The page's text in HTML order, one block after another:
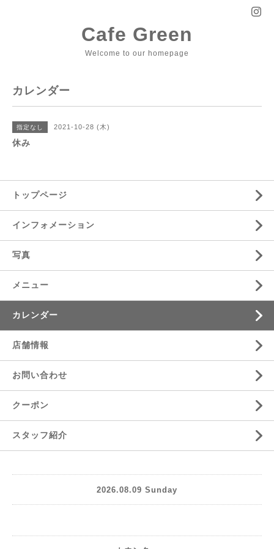
Cafe Green
Welcome to our homepage
カレンダー
指定なし 2021-10-28 (木)
休み
トップページ
インフォメーション
写真
メニュー
カレンダー
店舗情報
お問い合わせ
クーポン
スタッフ紹介
2026.08.09 Sunday